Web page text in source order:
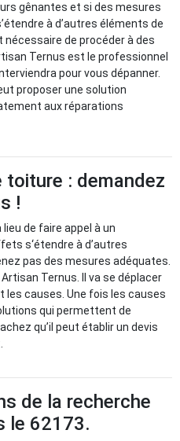
gênantes et si des mesures
à d’autres éléments de
nécessaire de procéder à des
Ternus est le professionnel
pour vous dépanner.
proposer une solution
aux réparations
toiture : demandez
!
de faire appel à un
s‘étendre à d’autres
pas des mesures adéquates.
Ternus. Il va se déplacer
les causes. Une fois les causes
qui permettent de
qu’il peut établir un devis
de la recherche
le 62173.